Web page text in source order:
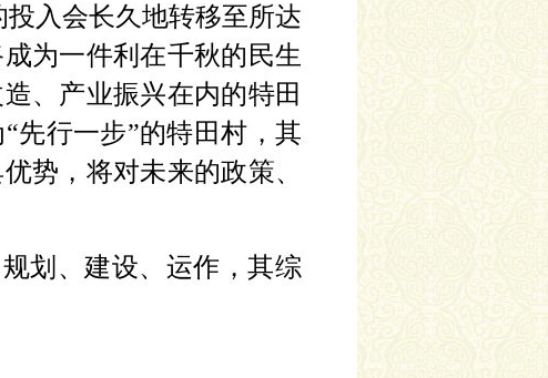
入会长久地转移至所达
为一件利在千秋的民生
、产业振兴在内的特田
“先行一步”的特田村，其
势，将对未来的政策、
划、建设、运作，其综